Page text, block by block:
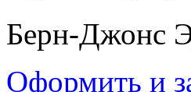
Берн-Джонс
Оформить и